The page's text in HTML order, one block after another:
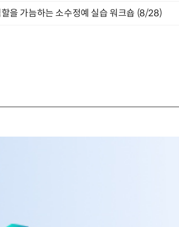
을 가늠하는 소수정예 실습 워크숍 (8/28)